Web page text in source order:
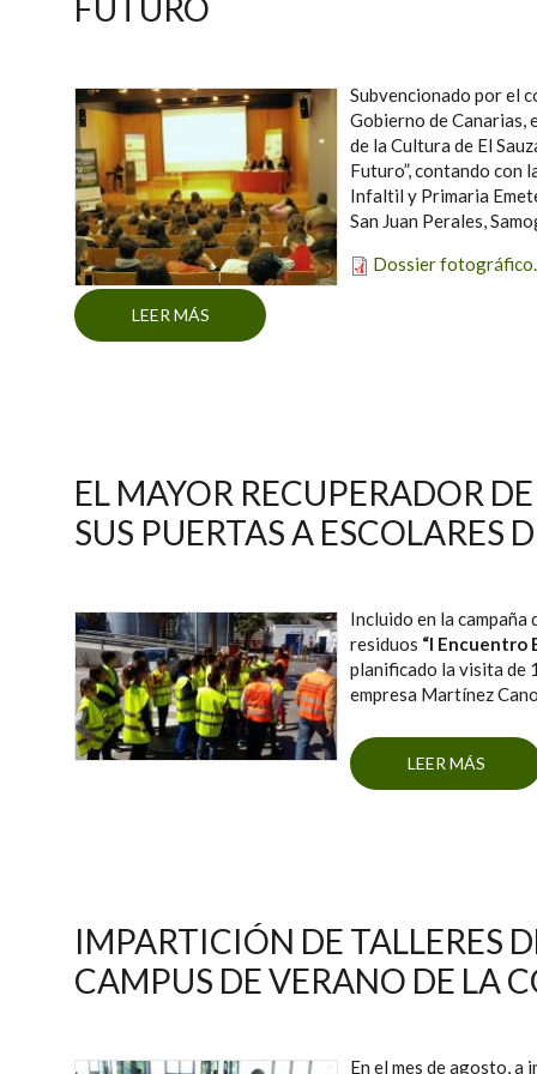
FUTURO
Subvencionado por el
Gobierno de Canarias,
de la Cultura de El
Futuro”, contando con
Infaltil y Primaria
San Juan Perales,
Dossier
LEER MÁS
SOBRE SATISFACCIÓN DE LOS
EL MAYOR RECUPERADOR
SUS PUERTAS A ESCOLARES
Incluido en la
residuos “I Encuentro
planificado la visita de
empresa Martínez
LEER MÁS
IMPARTICIÓN DE TALLERES
CAMPUS DE VERANO DE LA
En el mes de agosto, a